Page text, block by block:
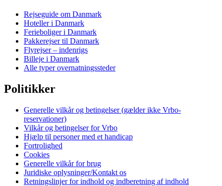
Rejseguide om Danmark
Hoteller i Danmark
Ferieboliger i Danmark
Pakkerejser til Danmark
Flyrejser – indenrigs
Billeje i Danmark
Alle typer overnatningssteder
Politikker
Generelle vilkår og betingelser (gælder ikke Vrbo-
reservationer)
Vilkår og betingelser for Vrbo
Hjælp til personer med et handicap
Fortrolighed
Cookies
Generelle vilkår for brug
Juridiske oplysninger/Kontakt os
Retningslinjer for indhold og indberetning af indhold